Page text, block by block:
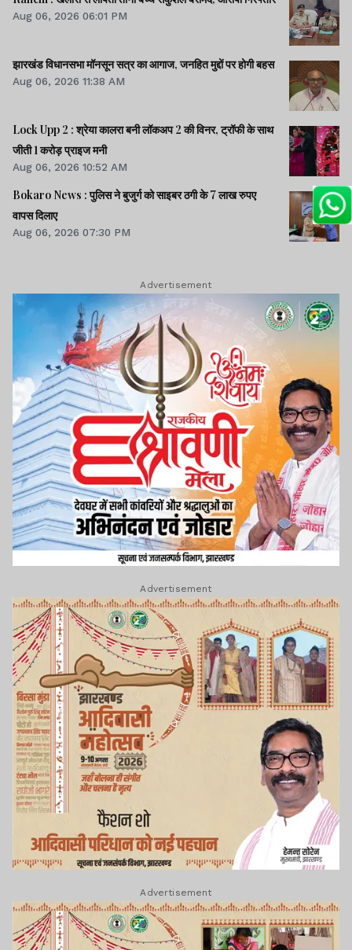
Aug 06, 2026 06:01 PM
झारखंड विधानसभा मॉनसून सत्र का आगाज, जनहित मुद्दों पर होगी बहस
Aug 06, 2026 11:38 AM
Lock Upp 2 : श्रेया कालरा बनी लॉकअप 2 की विनर, ट्रॉफी के साथ
जीती 1 करोड़ प्राइज मनी
Aug 06, 2026 10:52 AM
Bokaro News : पुलिस ने बुजुर्ग को साइबर ठगी के 7 लाख रुपए
वापस दिलाए
Aug 06, 2026 07:30 PM
Advertisement
Advertisement
Advertisement